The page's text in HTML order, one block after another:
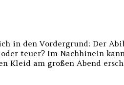
in den Vordergrund: Der
teuer? Im Nachhinein
am großen Abend